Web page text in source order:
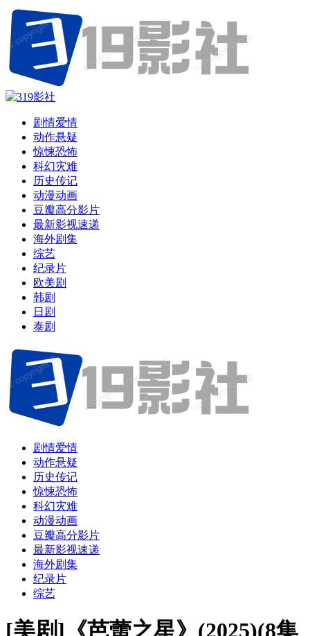
剧情爱情
动作悬疑
惊悚恐怖
科幻灾难
历史传记
动漫动画
豆瓣高分影片
最新影视速递
海外剧集
综艺
纪录片
欧美剧
韩剧
日剧
泰剧
剧情爱情
动作悬疑
历史传记
惊悚恐怖
科幻灾难
动漫动画
豆瓣高分影片
最新影视速递
海外剧集
纪录片
综艺
[美剧]《芭蕾之星》(2025)(8集